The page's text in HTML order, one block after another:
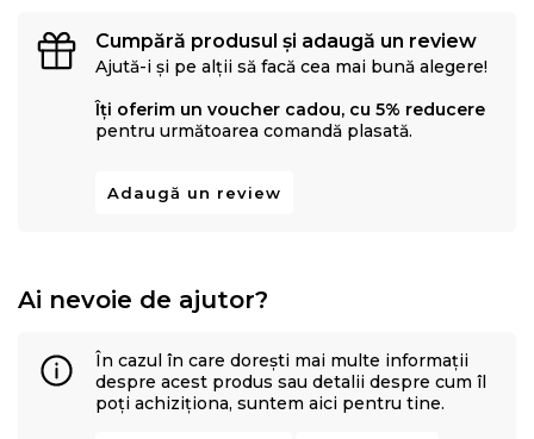
Cumpără produsul și adaugă un review
Ajută-i și pe alții să facă cea mai bună alegere!
Îți oferim un voucher cadou, cu 5% reducere
pentru următoarea comandă plasată.
Adaugă un review
Ai nevoie de ajutor?
În cazul în care dorești mai multe informații
despre acest produs sau detalii despre cum îl
poți achiziționa, suntem aici pentru tine.